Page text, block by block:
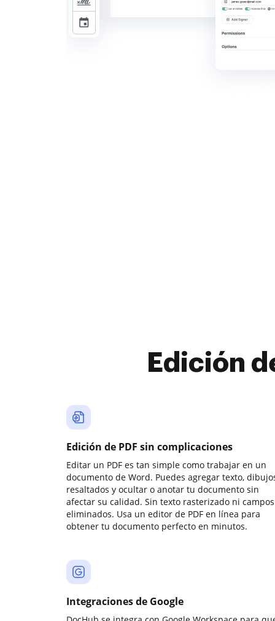
Edición
Edición de PDF sin complicaciones
Editar un PDF es tan simple como trabajar en un
documento de Word. Puedes agregar texto,
resaltados y ocultar o anotar tu documento sin
afectar su calidad. Sin texto rasterizado ni campos
eliminados. Usa un editor de PDF en línea para
obtener tu documento perfecto en minutos.
Integraciones de Google